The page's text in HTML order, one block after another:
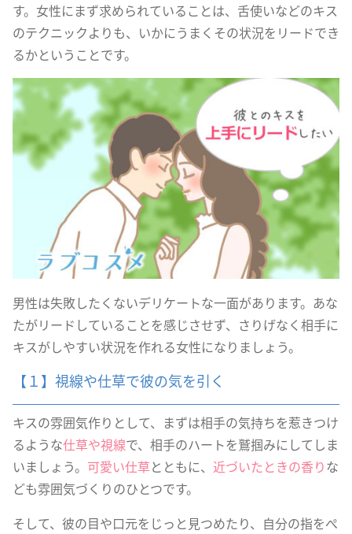
す。女性にまず求められていることは、舌使いなどのキス
のテクニックよりも、いかにうまくその状況をリードでき
るかということです。
男性は失敗したくないデリケートな一面があります。あな
たがリードしていることを感じさせず、さりげなく相手に
キスがしやすい状況を作れる女性になりましょう。
【１】視線や仕草で彼の気を引く
キスの雰囲気作りとして、まずは相手の気持ちを惹きつけ
るような仕草や視線で、相手のハートを鷲掴みにしてしま
いましょう。 可愛い仕草とともに、 近づいたときの香りな
ども雰囲気づくりのひとつです。
そして、彼の目や口元をじっと見つめたり、自分の指をぺ